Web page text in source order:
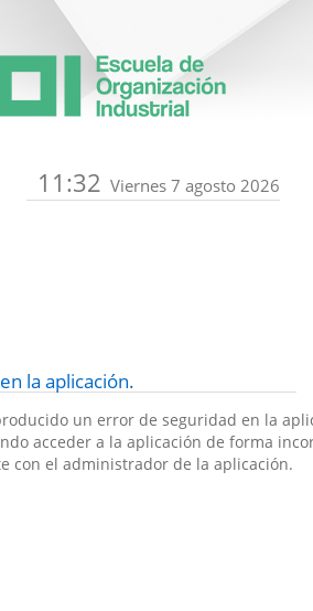
11:32 Viernes 7 agosto 2026
la aplicación.
un error de seguridad en la
acceder a la aplicación de forma
con el administrador de la aplicación.